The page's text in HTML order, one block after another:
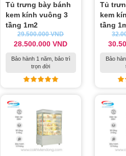
Tủ trưng bày bánh
kem kính vuông 3
tầng 1m2
29.500.000VND
28.500.000VND
Bảo hành 1 năm, bảo trì
trọn đời
Tủ
kem
tầng
Bảo